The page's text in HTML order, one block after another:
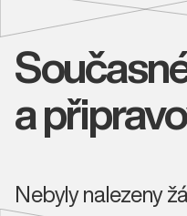
a
Nebyly nalezeny